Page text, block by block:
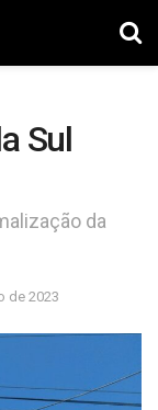
Sul
da
de 2023